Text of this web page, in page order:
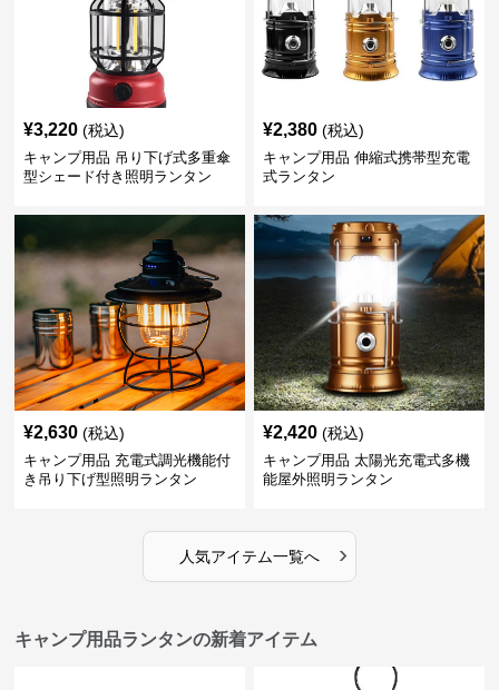
¥3,220 (税込)
キャンプ用品 吊り下げ式多重傘
型シェード付き照明ランタン
¥2,380 (税込)
キャンプ用品 伸縮式携帯型充電
式ランタン
¥2,630 (税込)
キャンプ用品 充電式調光機能付
き吊り下げ型照明ランタン
¥2,420 (税込)
キャンプ用品 太陽光充電式多機
能屋外照明ランタン
人気アイテム一覧へ ›
キャンプ用品ランタンの新着アイテム